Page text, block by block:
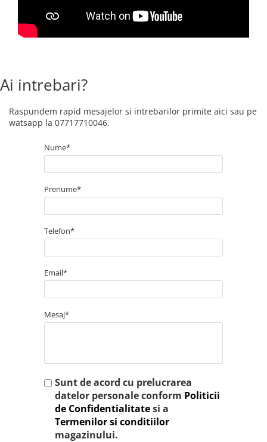
Ai intrebari?
Raspundem rapid mesajelor si intrebarilor primite aici sau pe
watsapp la 07717710046.
Nume*
Prenume*
Telefon*
Email*
Mesaj*
Sunt de acord cu prelucrarea
datelor personale conform Politicii
de Confidentialitatesi a
Termenilor si conditiilor
magazinului.